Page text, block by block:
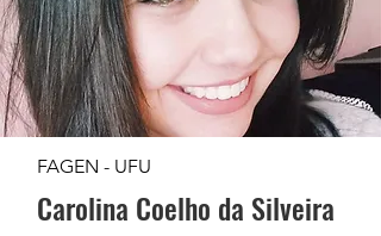
FAGEN - UFU
Carolina Coelho da Silveira